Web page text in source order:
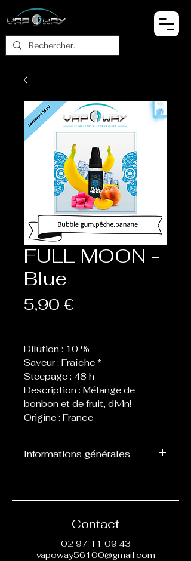
FULL MOON -
Blue
5,90 €
Dilution : 10 %
Saveur : Fraîche *
Steepage : 48 h
Description : Mélange de
bonbon et de fruit, divin!
Origine : France
Informations générales
peut pas être vapoté
Contact
02 97 11 09 43
vapoway56100@gmail.com